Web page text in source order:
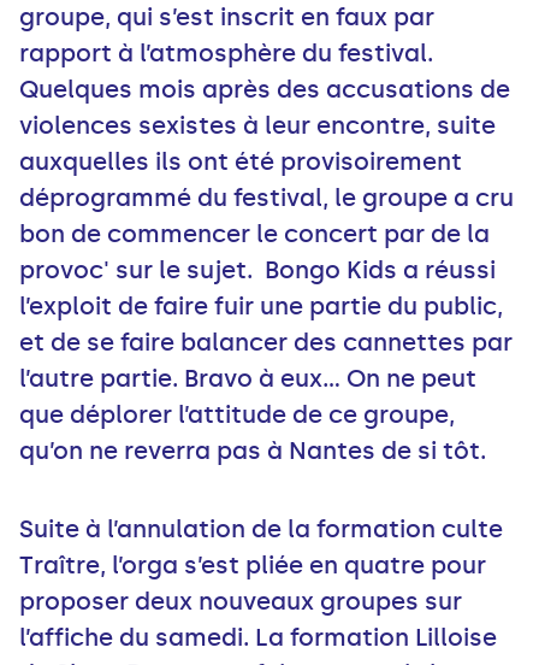
groupe, qui s’est inscrit en faux par
rapport à l’atmosphère du festival.
Quelques mois après des accusations de
violences sexistes à leur encontre, suite
auxquelles ils ont été provisoirement
déprogrammé du festival, le groupe a cru
bon de commencer le concert par de la
provoc' sur le sujet. Bongo Kids a réussi
l’exploit de faire fuir une partie du public,
et de se faire balancer des cannettes par
l’autre partie. Bravo à eux... On ne peut
que déplorer l’attitude de ce groupe,
qu’on ne reverra pas à Nantes de si tôt.
Suite à l’annulation de la formation culte
Traître, l’orga s’est pliée en quatre pour
proposer deux nouveaux groupes sur
l’affiche du samedi. La formation Lilloise